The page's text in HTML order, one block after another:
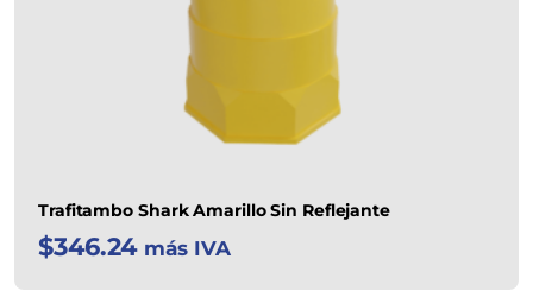
Trafitambo Shark Amarillo Sin Reflejante
$346.24 más IVA